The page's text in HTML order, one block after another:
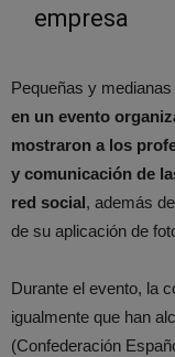
empresa
Pequeñas y
en un evento
mostraron a los
y comunicación de
red social, además
de su aplicación de
Durante el evento, la
igualmente que han
(Confederación